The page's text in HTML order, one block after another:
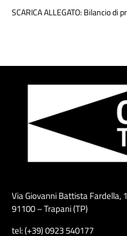
SCARICA ALLEGATO: Bilancio di
Via Giovanni Battista Fardella,
91100 – Trapani (TP)
tel: (+39) 0923 540177